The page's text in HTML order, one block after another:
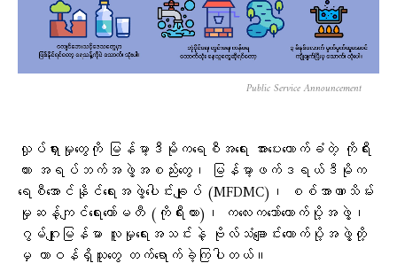
Public Service Announcement
လှုပ်ရှားမှုတွေကို မြန်မာ့ဒီမိုကရေစီအရေး အားပေးထောက်ခံတဲ့ ကိုရီး
ယား အရပ်ဘက်အဖွဲ့အစည်းတွေ၊ မြန်မာ့ဖက်ဒရယ်ဒီမိုက
ရေစီအောင်နိုင်ရေးအဖွဲ့ပေါင်းချုပ် (MFDMC)၊ စစ်အာဏာသိမ်း
မှုဆန့်ကျင်ရေးကော်မတီ (ကိုရီးယား)၊ ကလေးကဘော်ထောက်ပို့အဖွဲ့၊
ဂွမ်ဂျုးမြန်မာ လူမှုရေးအသင်းနဲ့ ဗိုလ်သံချောင်းထောက်ပို့အဖွဲ့တို့
မှ တာဝန်ရှိသူတွေ တက်ရောက်ခဲ့ကြပါတယ်။